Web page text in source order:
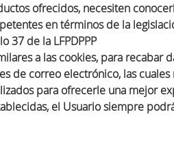
ofrecidos, necesiten
en términos de la
37 de la LFPDPPP
a las cookies, para recabar
de correo electrónico, las cuales
para ofrecerle una mejor
el Usuario siempre